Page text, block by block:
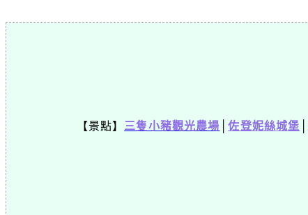
【景點】 三隻小豬觀光農場 │佐登妮絲城堡